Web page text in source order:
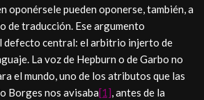
oponérsele pueden oponerse, también, a
de traducción. Ese argumento
defecto central: el arbitrio injerto de
La voz de Hepburn o de Garbo no
el mundo, uno de los atributos que las
Borges nos avisaba[1], antes de la